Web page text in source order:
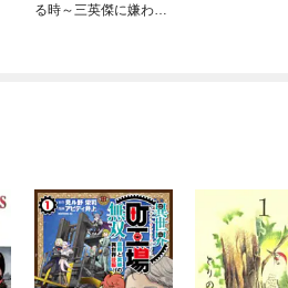
る時～三英傑に嫌われ